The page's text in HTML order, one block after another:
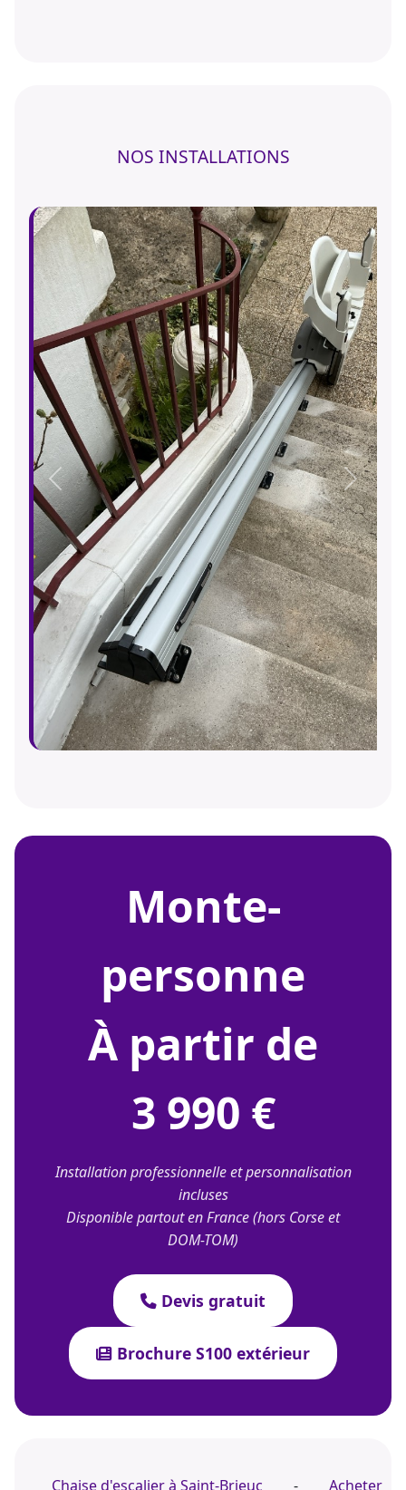
NOS INSTALLATIONS
Précédent Suivant
monte-
personne
À partir de
3 990 €
Installation professionnelle et personnalisation
incluses
Disponible partout en France (hors Corse et
DOM-TOM)
Devis gratuit
Brochure S100 extérieur
Chaise d'escalier à Saint-Brieuc - Acheter